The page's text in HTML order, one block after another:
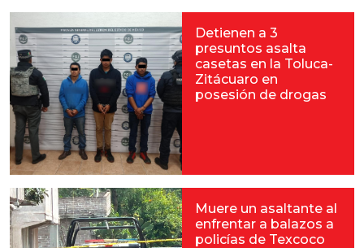
Detienen a 3
presuntos asalta
casetas en la Toluca-
Zitácuaro en
posesión de drogas
Muere un asaltante al
enfrentar a balazos a
policías de Texcoco